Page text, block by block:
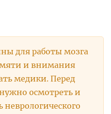
для работы мозга
и внимания
медики. Перед
осмотреть и
неврологического